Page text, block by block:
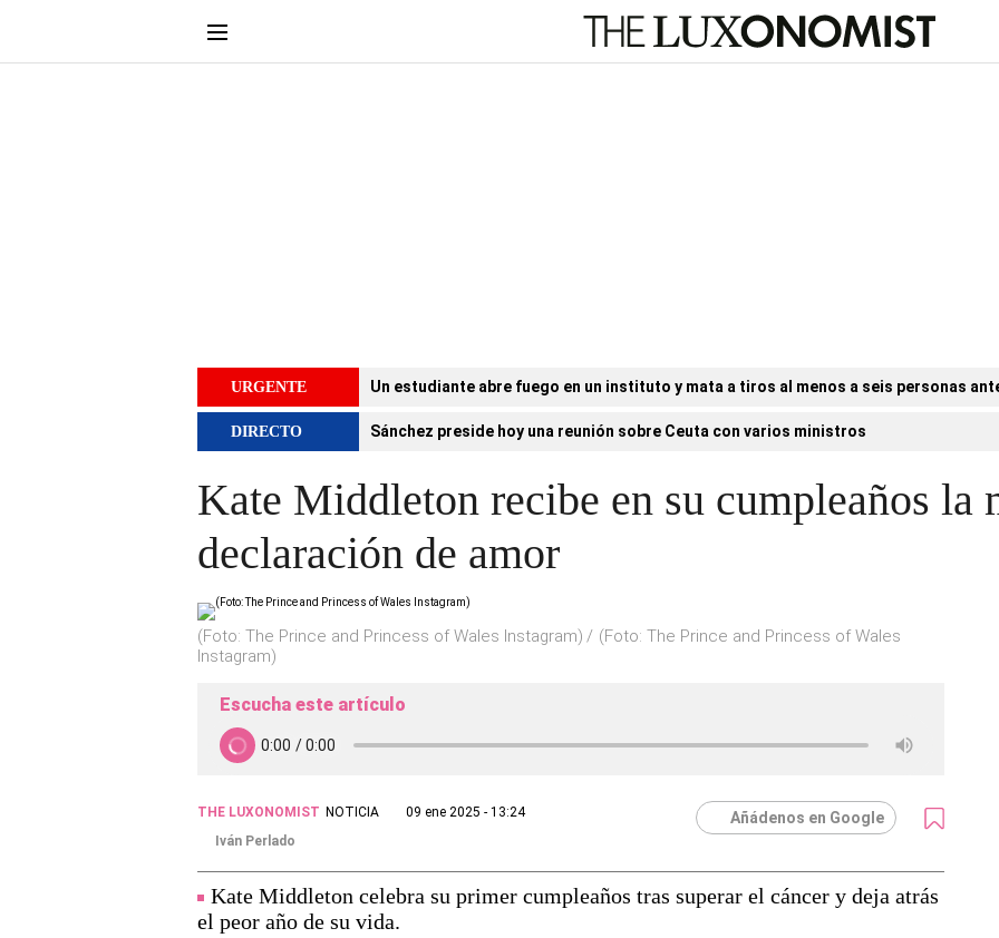
URGENTE Un estudiante abre fuego en un instituto y mata a tiros al menos a seis personas
DIRECTO Sánchez preside hoy una reunión sobre Ceuta con varios ministros
Kate Middleton recibe en su cumpleaños la
declaración de amor
(Foto: The Prince and Princess of Wales Instagram)
(Foto: The Prince and Princess of Wales
Instagram)
Escucha este artículo
THE LUXONOMIST NOTICIA
09 ene 2025 - 13:24
Iván Perlado
Añádenos en Google
Kate Middleton celebra su primer cumpleaños tras superar el cáncer y deja atrás
el peor año de su vida.